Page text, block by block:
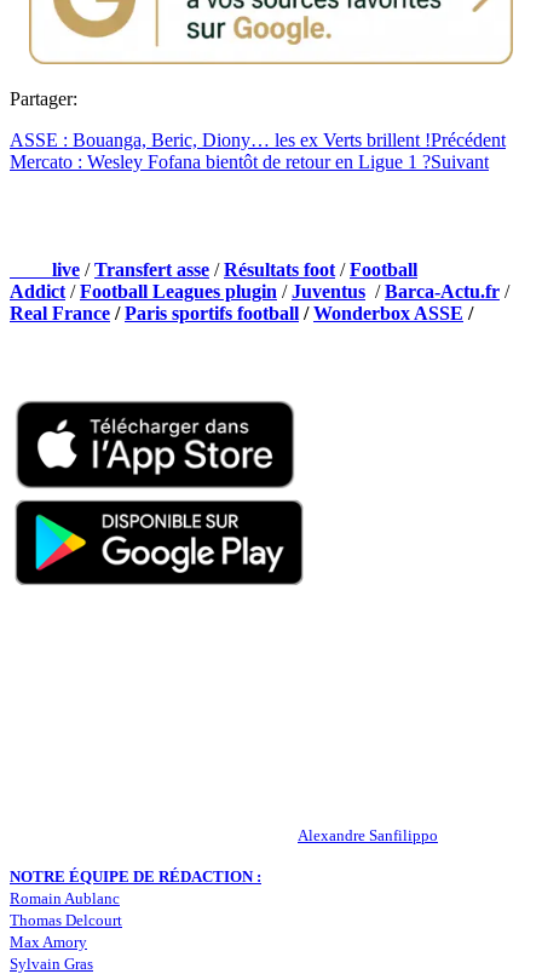
Partager:
ASSE : Bouanga, Beric, Diony… les ex Verts brillent !Précédent
Mercato : Wesley Fofana bientôt de retour en Ligue 1 ?Suivant
live /Transfert asse /Résultats foot /Football
Addict /Football Leagues plugin /Juventus /Barca-Actu.fr /
Real France /Paris sportifs football /Wonderbox ASSE /
Alexandre Sanfilippo
NOTRE ÉQUIPE DE RÉDACTION :
Romain Aublanc
Thomas Delcourt
Max Amory
Sylvain Gras